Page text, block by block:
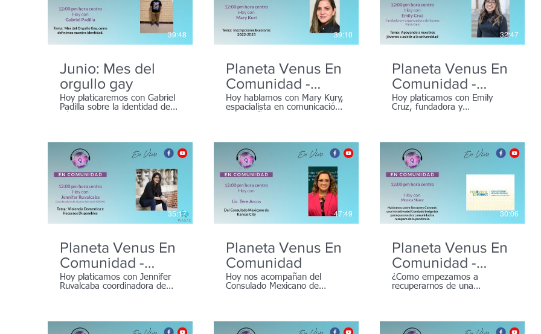
39:48
Junio: Mes del
orgullo gay
Hoy platicaremos con Gabriel
Padilla sobre la identidad de
comunidad.
39:10
Planeta Venus En
Comunidad -
Inscripciones
Escolares 2022-
Hoy hablamos con Mary Kury,
espacialista en comunicación
32:47
Planeta Venus En
Comunidad -
Apoyo a nuestros
jóvenes
Hoy platicamos con Emily
Cruz, fundadora y
asistan a la universidad.
35:17
Planeta Venus En
Comunidad -
5.30.22
Hoy platicamos con Jennifer
Ruvalcaba coordinadora de
doméstica.
47:49
Planeta Venus En
Comunidad
Hoy nos acompañan del
Consulado Mexicano de
30:06
Planeta Venus En
Comunidad -
Recovery Connect
¿Como empezamos a
recuperarnos de una
cambiar muchas cosas
despues de la pandemia.